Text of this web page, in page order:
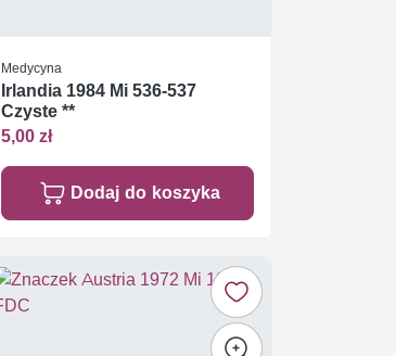
Medycyna
Irlandia 1984 Mi 536-537
Czyste **
5,00 zł
Dodaj do koszyka